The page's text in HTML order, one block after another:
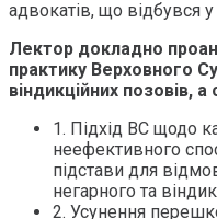
адвокатів, що відбувся у
Лектор докладно
практику Верховного
віндикційних позовів, а
1. Підхід ВС щодо
неефективного
підстави для
негарного та
2. Усунення